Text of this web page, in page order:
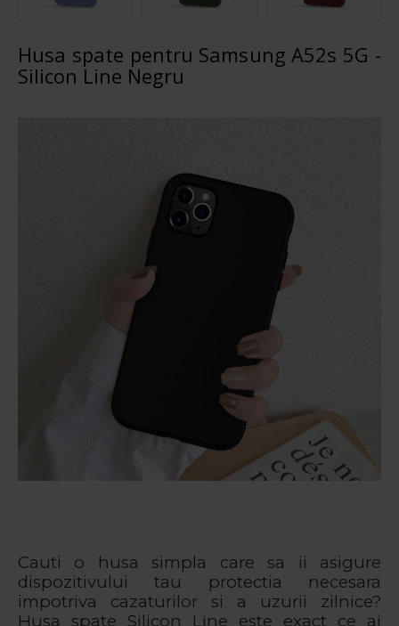
Husa spate pentru Samsung A52s 5G -
Silicon Line Negru
Cauti o husa simpla care sa ii asigure
dispozitivului tau protectia necesara
impotriva cazaturilor si a uzurii zilnice?
Husa spate Silicon Line este exact ce ai